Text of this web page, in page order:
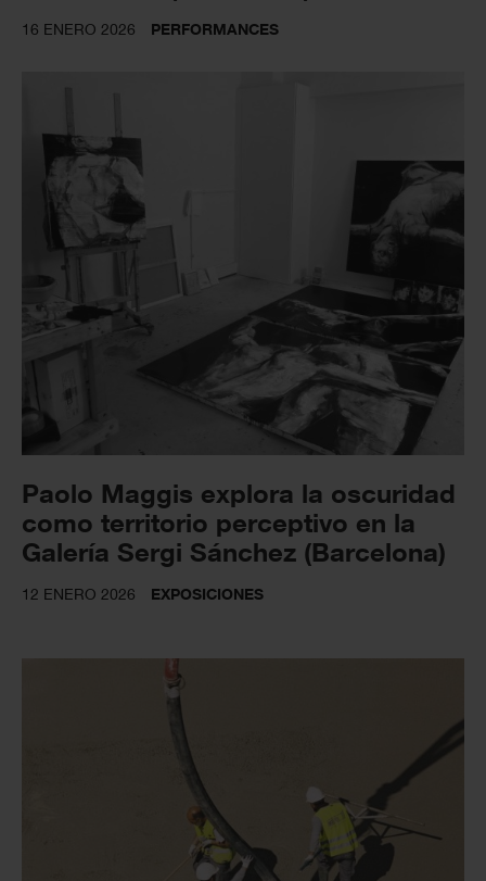
16 ENERO 2026 PERFORMANCES
Paolo Maggis explora la oscuridad
como territorio perceptivo en la
Galería Sergi Sánchez (Barcelona)
12 ENERO 2026 EXPOSICIONES